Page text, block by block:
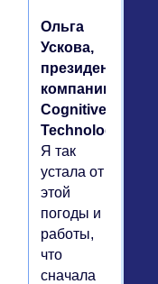
Ольга
Ускова,
президент
компании
Cognitive
Technologies.
Я так
устала от
этой
погоды и
работы,
что
сначала